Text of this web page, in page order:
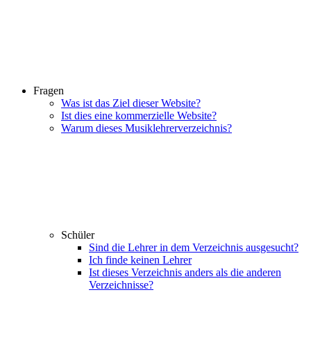
Fragen
Was ist das Ziel dieser Website?
Ist dies eine kommerzielle Website?
Warum dieses Musiklehrerverzeichnis?
Schüler
Sind die Lehrer in dem Verzeichnis ausgesucht?
Ich finde keinen Lehrer
Ist dieses Verzeichnis anders als die anderen
Verzeichnisse?